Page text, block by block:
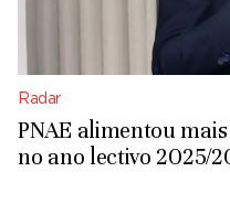
Radar
PNAE alimentou
no ano lectivo 2025/